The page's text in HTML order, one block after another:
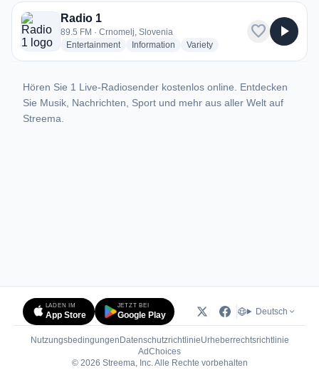
1 Radiosender aus Crnomelj
Radio 1
89.5 FM · Crnomelj, Slovenia
Entertainmentradio stations
Information radio stations
Varietyradio stations
favorite play_arrow
Hören Sie 1 Live-Radiosender kostenlos online. Entdecken
Sie Musik, Nachrichten, Sport und mehr aus aller Welt auf
Streema.
LADEN IM
App Store
JETZT BEI
Google Play Deutsch
Nutzungsbedingungen DatenschutzrichtlinieUrheberrechtsrichtlinie
AdChoices(öffnet in neuem Tab)
© 2026 Streema, Inc. Alle Rechte vorbehalten